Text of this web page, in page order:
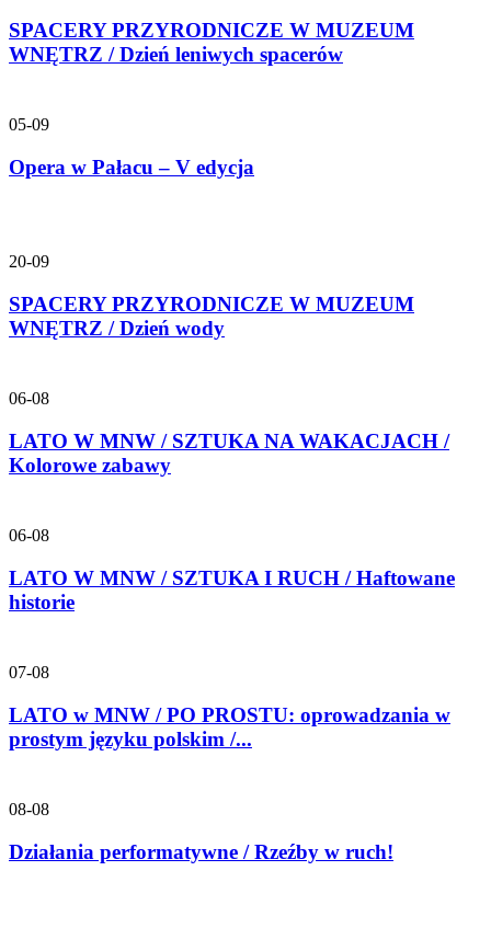
SPACERY PRZYRODNICZE W MUZEUM
WNĘTRZ / Dzień leniwych spacerów
05-09
Opera w Pałacu – V edycja
20-09
SPACERY PRZYRODNICZE W MUZEUM
WNĘTRZ / Dzień wody
06-08
LATO W MNW / SZTUKA NA WAKACJACH /
Kolorowe zabawy
06-08
LATO W MNW / SZTUKA I RUCH / Haftowane
historie
07-08
LATO w MNW / PO PROSTU: oprowadzania w
prostym języku polskim /...
08-08
Działania performatywne / Rzeźby w ruch!